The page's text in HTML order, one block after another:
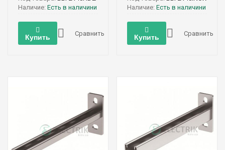
Наличие: Есть в наличини
Купить Сравнить
Наличие: Есть в наличини
Купить Сравнить